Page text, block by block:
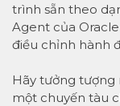
trình sẵn theo
Agent của
điều chỉnh hành
Hãy tưởng
một chuyến tàu